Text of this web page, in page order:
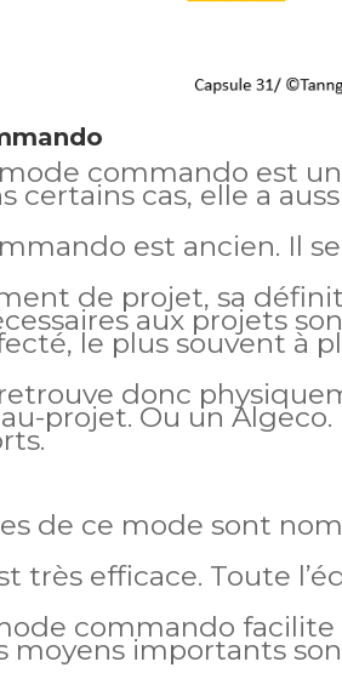
commando est
certains cas, elle a
est ancien. Il
de projet, sa
aux projets
le plus souvent à
retrouve donc
projet. Ou un
de ce mode sont
très efficace. Toute
commando
moyens importants